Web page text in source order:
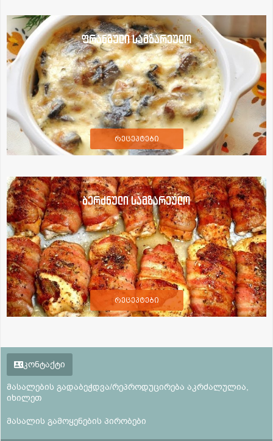
ფრანგული სამზარეულო
რეცეპტები
ბერძნული სამზარეულო
რეცეპტები
კონტაქტი
მასალების გადაბეჭდვა/რეპროდუცირება აკრძალულია,
იხილეთ
მასალის გამოყენების პირობები